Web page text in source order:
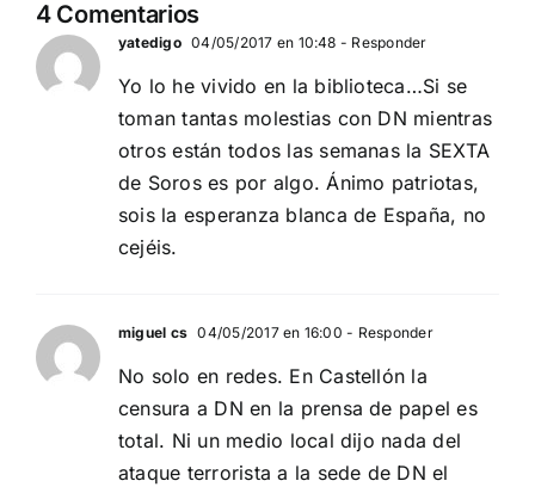
NACIONAL)
4 Comentarios
yatedigo 04/05/2017 en 10:48 - Responder
Yo lo he vivido en la biblioteca…Si se
toman tantas molestias con DN mientras
otros están todos las semanas la SEXTA
de Soros es por algo. Ánimo patriotas,
sois la esperanza blanca de España, no
cejéis.
miguel cs 04/05/2017 en 16:00 - Responder
No solo en redes. En Castellón la
censura a DN en la prensa de papel es
total. Ni un medio local dijo nada del
ataque terrorista a la sede de DN el